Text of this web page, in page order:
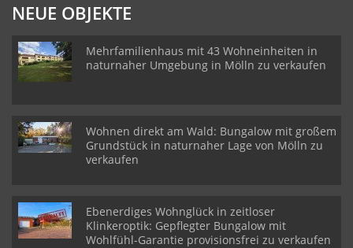
NEUE OBJEKTE
Mehrfamilienhaus mit 43 Wohneinheiten in
naturnaher Umgebung in Mölln zu verkaufen
Wohnen direkt am Wald: Bungalow mit großem
Grundstück in naturnaher Lage von Mölln zu
verkaufen
Ebenerdiges Wohnglück in zeitloser
Klinkeroptik: Gepflegter Bungalow mit
Wohlfühl-Garantie provisionsfrei zu verkaufen